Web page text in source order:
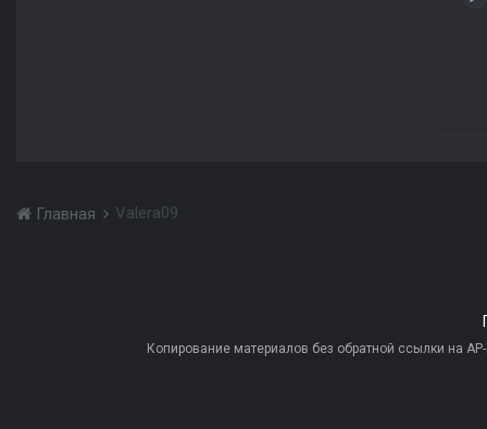
Главная Valera09
Копирование материалов без обратной ссылки на